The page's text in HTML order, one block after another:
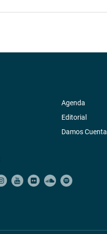
Agenda
Editorial
Damos Cuenta